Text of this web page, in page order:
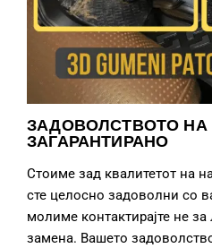
ЗАДОВОЛСТВОТО НА
ЗАГАРАНТИРАНО
Стоиме зад квалитетот на
сте целосно задоволни со
молиме контактирајте не
замена. Вашето